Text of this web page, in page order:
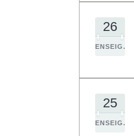
26
ENSEIG.
25
ENSEIG.